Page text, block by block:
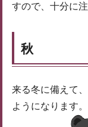
すので、十分に
秋
来る冬に備えて
ようになります。